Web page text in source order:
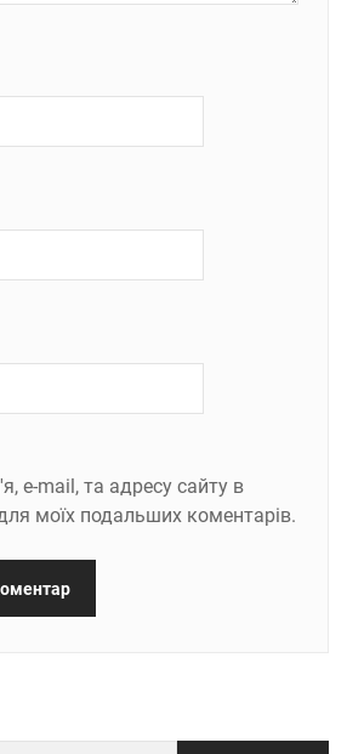
e-mail, та адресу сайту в
моїх подальших коментарів.